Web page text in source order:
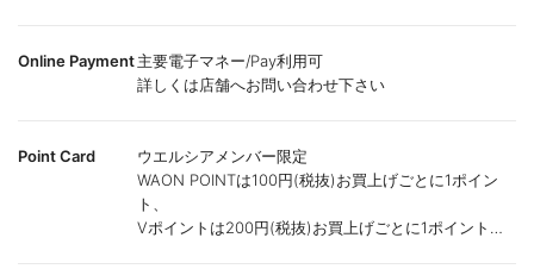
Online Payment主要電子マネー/Pay利用可
詳しくは店舗へお問い合わせ下さい
Point Card
ウエルシアメンバー限定
WAON POINTは100円(税抜)お買上げごとに1ポイン
ト、
Vポイントは200円(税抜)お買上げごとに1ポイント進